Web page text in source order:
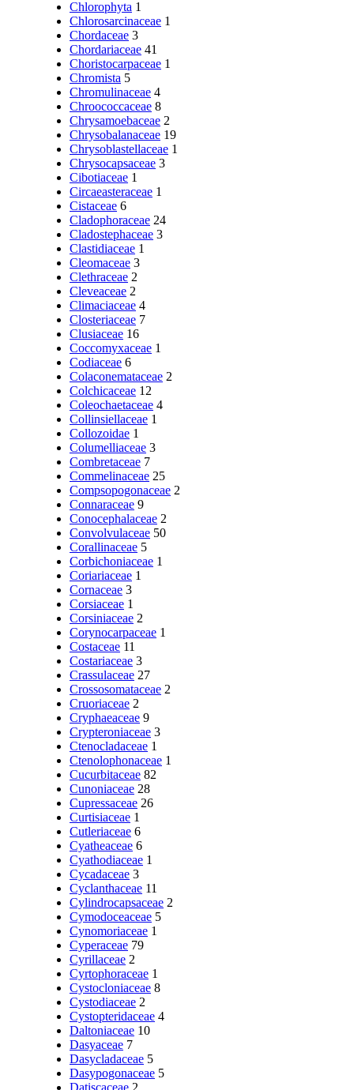
Chlorophyta 1
Chlorosarcinaceae 1
Chordaceae 3
Chordariaceae 41
Choristocarpaceae 1
Chromista 5
Chromulinaceae 4
Chroococcaceae 8
Chrysamoebaceae 2
Chrysobalanaceae 19
Chrysoblastellaceae 1
Chrysocapsaceae 3
Cibotiaceae 1
Circaeasteraceae 1
Cistaceae 6
Cladophoraceae 24
Cladostephaceae 3
Clastidiaceae 1
Cleomaceae 3
Clethraceae 2
Cleveaceae 2
Climaciaceae 4
Closteriaceae 7
Clusiaceae 16
Coccomyxaceae 1
Codiaceae 6
Colaconemataceae 2
Colchicaceae 12
Coleochaetaceae 4
Collinsiellaceae 1
Collozoidae 1
Columelliaceae 3
Combretaceae 7
Commelinaceae 25
Compsopogonaceae 2
Connaraceae 9
Conocephalaceae 2
Convolvulaceae 50
Corallinaceae 5
Corbichoniaceae 1
Coriariaceae 1
Cornaceae 3
Corsiaceae 1
Corsiniaceae 2
Corynocarpaceae 1
Costaceae 11
Costariaceae 3
Crassulaceae 27
Crossosomataceae 2
Cruoriaceae 2
Cryphaeaceae 9
Crypteroniaceae 3
Ctenocladaceae 1
Ctenolophonaceae 1
Cucurbitaceae 82
Cunoniaceae 28
Cupressaceae 26
Curtisiaceae 1
Cutleriaceae 6
Cyatheaceae 6
Cyathodiaceae 1
Cycadaceae 3
Cyclanthaceae 11
Cylindrocapsaceae 2
Cymodoceaceae 5
Cynomoriaceae 1
Cyperaceae 79
Cyrillaceae 2
Cyrtophoraceae 1
Cystocloniaceae 8
Cystodiaceae 2
Cystopteridaceae 4
Daltoniaceae 10
Dasyaceae 7
Dasycladaceae 5
Dasypogonaceae 5
Datiscaceae 2